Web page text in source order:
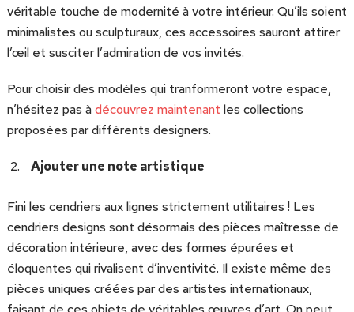
véritable touche de modernité à votre intérieur. Qu’ils soient
minimalistes ou sculpturaux, ces accessoires sauront attirer
l’œil et susciter l’admiration de vos invités.
Pour choisir des modèles qui tranformeront votre espace,
n’hésitez pas àdécouvrez maintenant les collections
proposées par différents designers.
Ajouter une note artistique
Fini les cendriers aux lignes strictement utilitaires ! Les
cendriers designs sont désormais des pièces maîtresse de
décoration intérieure, avec des formes épurées et
éloquentes qui rivalisent d’inventivité. Il existe même des
pièces uniques créées par des artistes internationaux,